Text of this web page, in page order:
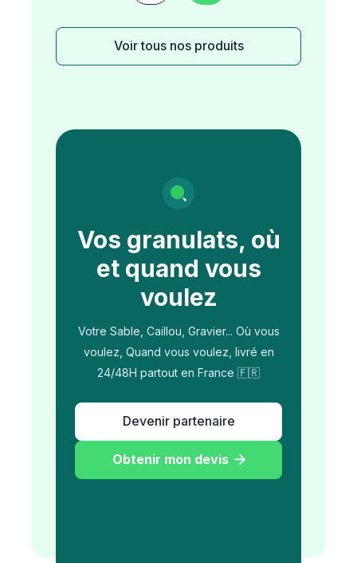
Voir tous nos produits
Vos granulats, où
et quand vous
voulez
Votre Sable, Caillou, Gravier... Où vous
voulez, Quand vous voulez, livré en
24/48H partout en France 🇫🇷
Devenir partenaire
Obtenir mon devis 